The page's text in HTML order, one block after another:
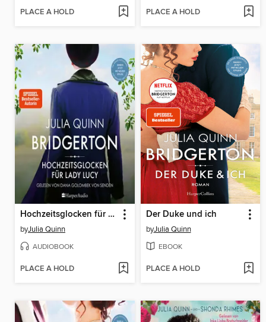
PLACE A HOLD PLACE A HOLD
Hochzeitsglocken für Lady Lucy
byJulia Quinn
AUDIOBOOK
PLACE A HOLD
Der Duke und ich
byJulia Quinn
EBOOK
PLACE A HOLD